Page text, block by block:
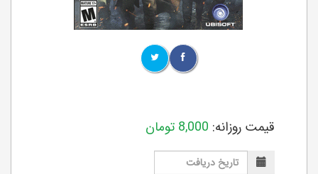
قیمت روزانه: 8,000 تومان